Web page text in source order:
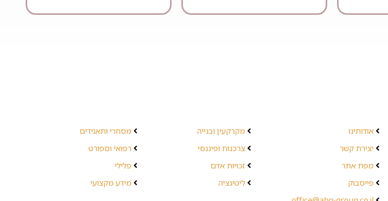
אודותינו
יצירת קשר
מפת אתר
פייסבוק
מקרקעין ובנייה
צרכנות ופיננסי
זכויות אדם
ליטיגציה
מסחרי ותאגידים
רפואי וספורט
פלילי
מידע מקצועי